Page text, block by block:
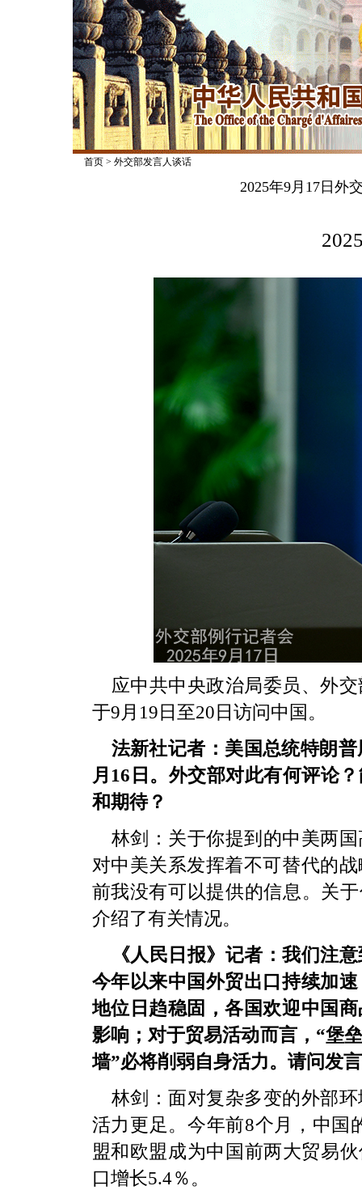
首页> 外交部发言人谈话
2025年9月17日外
应中共中央政治局委员、外
于9月19日至20日访问中国。
法新社记者：美国总统特朗
月16日。外交部对此有何评论
和期待？
林剑：关于你提到的中美两
对中美关系发挥着不可替代的
前我没有可以提供的信息。关
介绍了有关情况。
《人民日报》记者：我们注
今年以来中国外贸出口持续加
地位日趋稳固，各国欢迎中国
影响；对于贸易活动而言，“堡
墙”必将削弱自身活力。请问发
林剑：面对复杂多变的外部
活力更足。今年前8个月，中国
盟和欧盟成为中国前两大贸易
口增长5.4％。